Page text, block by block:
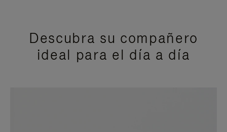
Descubra su compañero
ideal para el día a día